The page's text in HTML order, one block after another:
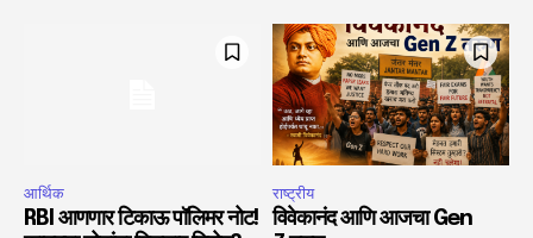
आर्थिक
RBI आणणार टिकाऊ पॉलिमर नोट!
राष्ट्रीय
विवेकानंद आणि आजचा Gen